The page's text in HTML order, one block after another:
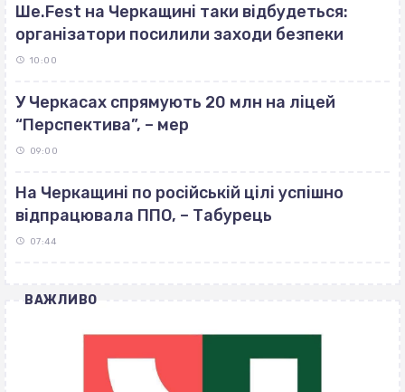
Ше.Fest на Черкащині таки відбудеться:
організатори посилили заходи безпеки
10:00
У Черкасах спрямують 20 млн на ліцей
“Перспектива”, – мер
09:00
На Черкащині по російській цілі успішно
відпрацювала ППО, – Табурець
07:44
ВАЖЛИВО